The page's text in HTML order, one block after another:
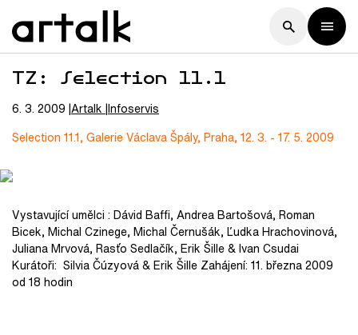
TZ: Selection 11.1
6. 3. 2009 Artalk Infoservis
Selection 11.1, Galerie Václava Špály, Praha, 12. 3. - 17. 5. 2009
Vystavující umělci : Dávid Baffi, Andrea Bartošová, Roman
Bicek, Michal Czinege, Michal Černušák, Ľudka Hrachovinová,
Juliana Mrvová, Rasťo Sedlačík, Erik Šille & Ivan Csudai
Kurátoři: Silvia Čúzyová & Erik Šille Zahájení: 11. března 2009
od 18 hodin